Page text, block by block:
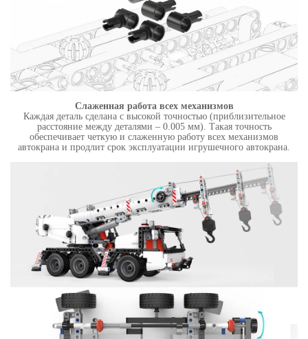
Слаженная работа всех механизмов
Каждая деталь сделана с высокой точностью (приблизительное
расстояние между деталями – 0.005 мм). Такая точность
обеспечивает четкую и слаженную работу всех механизмов
автокрана и продлит срок эксплуатации игрушечного автокрана.